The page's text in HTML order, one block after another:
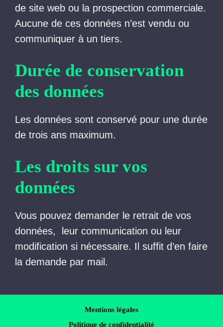
de site web ou la prospection commerciale.
Aucune de ces données n’est vendu ou
communiquer à un tiers.
Durée de conservation
des données
Les données sont conservé pour une durée
de trois ans maximum.
Les droits sur vos
données
Vous pouvez demander le retrait de vos
données, leur communication ou leur
modification si nécessaire. Il suffit d’en faire
la demande par mail.
Mentions légales
Politique de confidentialité